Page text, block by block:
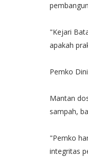
"Kejari
apakah
Pemko
Mantan
sampah,
"Pemko
integritas